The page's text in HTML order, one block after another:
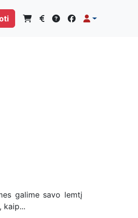
galime savo lemtį
kaip...